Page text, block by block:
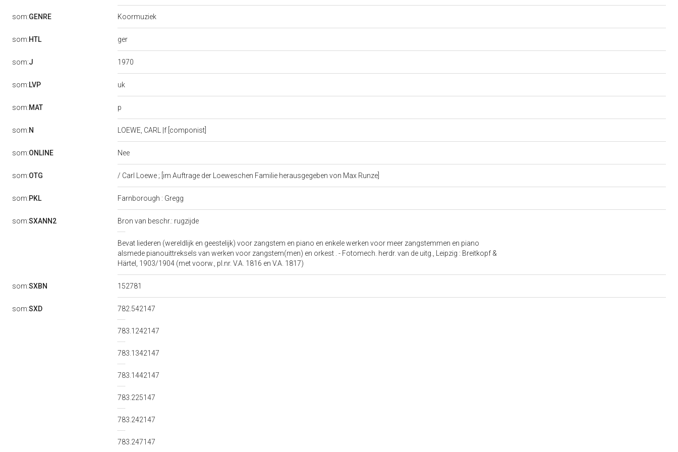
som:GENRE Koormuziek
som:HTL ger
som:J 1970
som:LVP uk
som:MAT p
som:N LOEWE, CARL |f [componist]
som:ONLINE Nee
som:OTG / Carl Loewe ; [im Auftrage der Loeweschen Familie herausgegeben von Max Runze]
som:PKL Farnborough : Gregg
som:SXANN2 Bron van beschr.: rugzijde
Bevat liederen (wereldlijk en geestelijk) voor zangstem en piano en enkele werken voor meer zangstemmen en piano
alsmede pianouittreksels van werken voor zangstem(men) en orkest . - Fotomech. herdr. van de uitg., Leipzig : Breitkopf &
Härtel, 1903/1904 (met voorw., pl.nr. V.A. 1816 en V.A. 1817)
som:SXBN 152781
som:SXD 782.542147
783.1242147
783.1342147
783.1442147
783.225147
783.242147
783.247147